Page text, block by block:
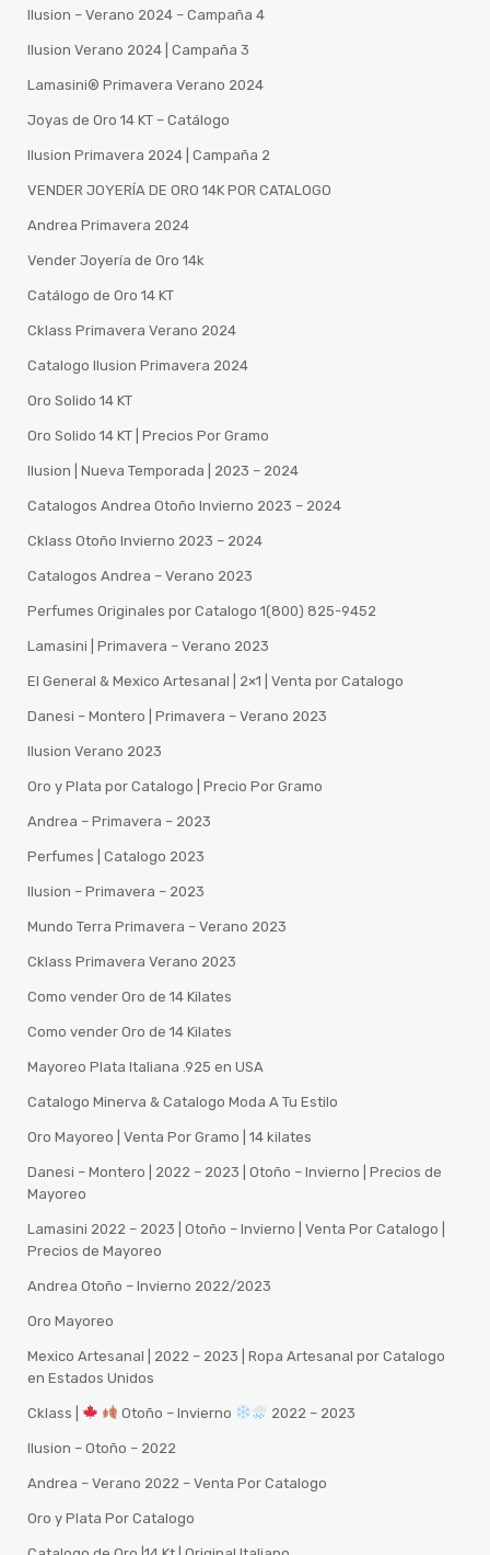
Ilusion – Verano 2024 – Campaña 4
Ilusion Verano 2024 | Campaña 3
Lamasini®️ Primavera Verano 2024
Joyas de Oro 14 KT – Catálogo
Ilusion Primavera 2024 | Campaña 2
VENDER JOYERÍA DE ORO 14K POR CATALOGO
Andrea Primavera 2024
Vender Joyería de Oro 14k
Catálogo de Oro 14 KT
Cklass Primavera Verano 2024
Catalogo Ilusion Primavera 2024
Oro Solido 14 KT
Oro Solido 14 KT | Precios Por Gramo
Ilusion | Nueva Temporada | 2023 – 2024
Catalogos Andrea Otoño Invierno 2023 – 2024
Cklass Otoño Invierno 2023 – 2024
Catalogos Andrea – Verano 2023
Perfumes Originales por Catalogo 1(800) 825-9452
Lamasini | Primavera – Verano 2023
El General & Mexico Artesanal | 2×1 | Venta por Catalogo
Danesi – Montero | Primavera – Verano 2023
Ilusion Verano 2023
Oro y Plata por Catalogo | Precio Por Gramo
Andrea – Primavera – 2023
Perfumes | Catalogo 2023
Ilusion – Primavera – 2023
Mundo Terra Primavera – Verano 2023
Cklass Primavera Verano 2023
Como vender Oro de 14 Kilates
Como vender Oro de 14 Kilates
Mayoreo Plata Italiana .925 en USA
Catalogo Minerva & Catalogo Moda A Tu Estilo
Oro Mayoreo | Venta Por Gramo | 14 kilates
Danesi – Montero | 2022 – 2023 | Otoño – Invierno | Precios de
Mayoreo
Lamasini 2022 – 2023 | Otoño – Invierno | Venta Por Catalogo |
Precios de Mayoreo
Andrea Otoño – Invierno 2022/2023
Oro Mayoreo
Mexico Artesanal | 2022 – 2023 | Ropa Artesanal por Catalogo
en Estados Unidos
Cklass | Otoño – Invierno 2022 – 2023
Ilusion – Otoño – 2022
Andrea – Verano 2022 – Venta Por Catalogo
Oro y Plata Por Catalogo